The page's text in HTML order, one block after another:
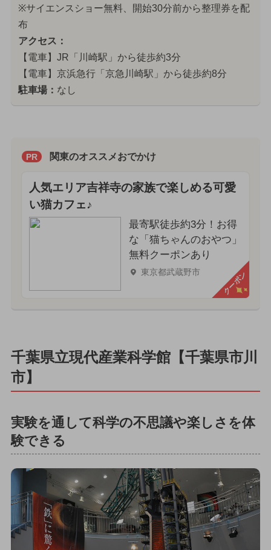
※サイエンスショー無料、開始30分前から整理券を配
布
アクセス：
【電車】JR「川崎駅」から徒歩約3分
【電車】京浜急行「京急川崎駅」から徒歩約8分
駐車場： なし
PR 関東のオススメおでかけ
人気エリア吉祥寺の家族で楽しめる可愛
い猫カフェ♪
最寄駅徒歩約3分！お得
な「猫ちゃんのおやつ」
無料クーポンあり
東京都武蔵野市 クーポン
千葉県立現代産業科学館【千葉県市川
市】
実験を通して科学の不思議や楽しさを体
験できる